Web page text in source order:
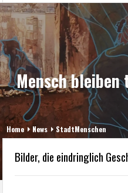
Mensch
Home News StadtMenschen
Bilder, die eindringlich